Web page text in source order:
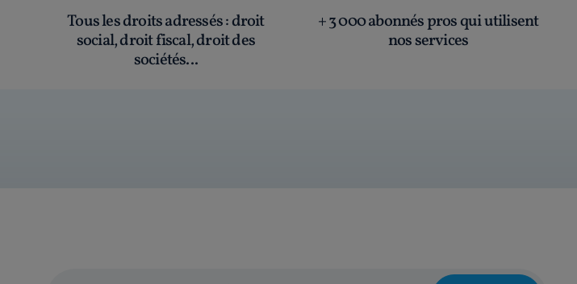
Tous les droits adressés: droit
social, droit fiscal, droit des
sociétés...
+ 3 000 abonnés pros qui utilisent
nos services